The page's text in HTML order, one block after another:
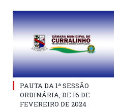
PAUTA DA 1ª SESSÃO
ORDINÁRIA, DE 16 DE
FEVEREIRO DE 2024